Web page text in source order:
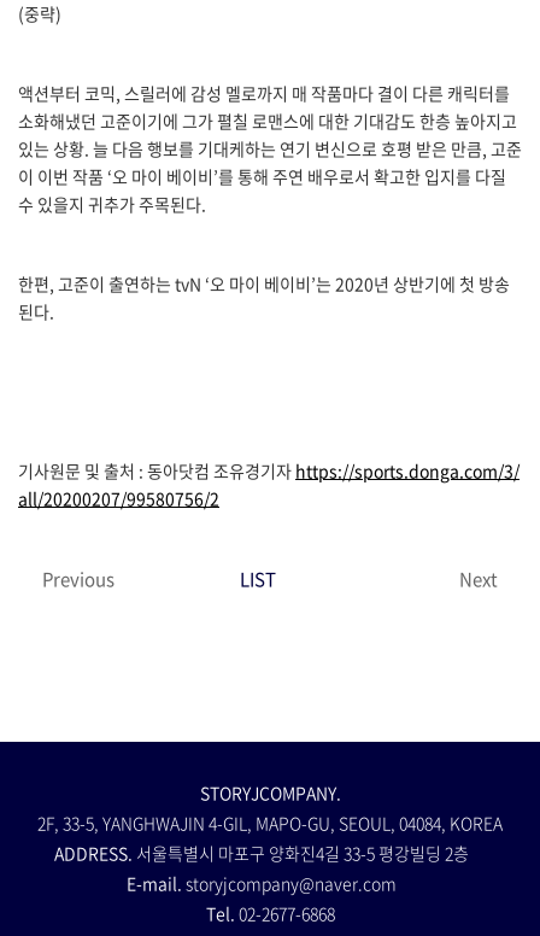
(중략)
액션부터 코믹, 스릴러에 감성 멜로까지 매 작품마다 결이 다른 캐릭터를
소화해냈던 고준이기에 그가 펼칠 로맨스에 대한 기대감도 한층 높아지고
있는 상황. 늘 다음 행보를 기대케하는 연기 변신으로 호평 받은 만큼, 고준
이 이번 작품 ‘오 마이 베이비’를 통해 주연 배우로서 확고한 입지를 다질
수 있을지 귀추가 주목된다.
한편, 고준이 출연하는 tvN ‘오 마이 베이비’는 2020년 상반기에 첫 방송
된다.
기사원문 및 출처 : 동아닷컴 조유경기자 https://sports.donga.com/3/
all/20200207/99580756/2
Previous LIST Next
STORYJCOMPANY.
2F, 33-5, YANGHWAJIN 4-GIL, MAPO-GU, SEOUL, 04084, KOREA
ADDRESS. 서울특별시 마포구 양화진4길 33-5 평강빌딩 2층
E-mail. storyjcompany@naver.com
Tel. 02-2677-6868